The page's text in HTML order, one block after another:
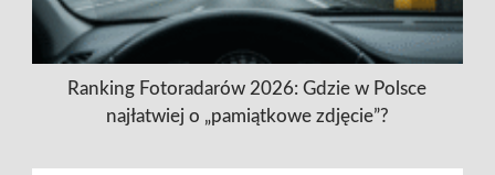
Ranking Fotoradarów 2026: Gdzie w Polsce
najłatwiej o „pamiątkowe zdjęcie”?